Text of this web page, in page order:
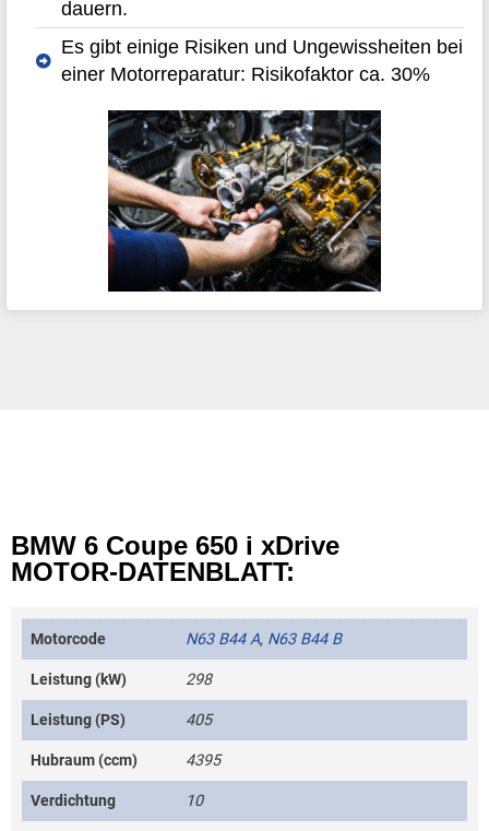
dauern.
Es gibt einige Risiken und Ungewissheiten bei
einer Motorreparatur: Risikofaktor ca. 30%
BMW 6 Coupe 650 i xDrive
MOTOR-DATENBLATT:
Motorcode N63 B44 A, N63 B44 B
Leistung (kW) 298
Leistung (PS) 405
Hubraum (ccm) 4395
Verdichtung 10